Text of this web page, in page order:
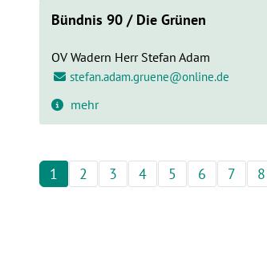
Bündnis 90 / Die Grünen
OV Wadern Herr Stefan Adam
stefan.adam.gruene@online.de
mehr
1 2 3 4 5 6 7 8